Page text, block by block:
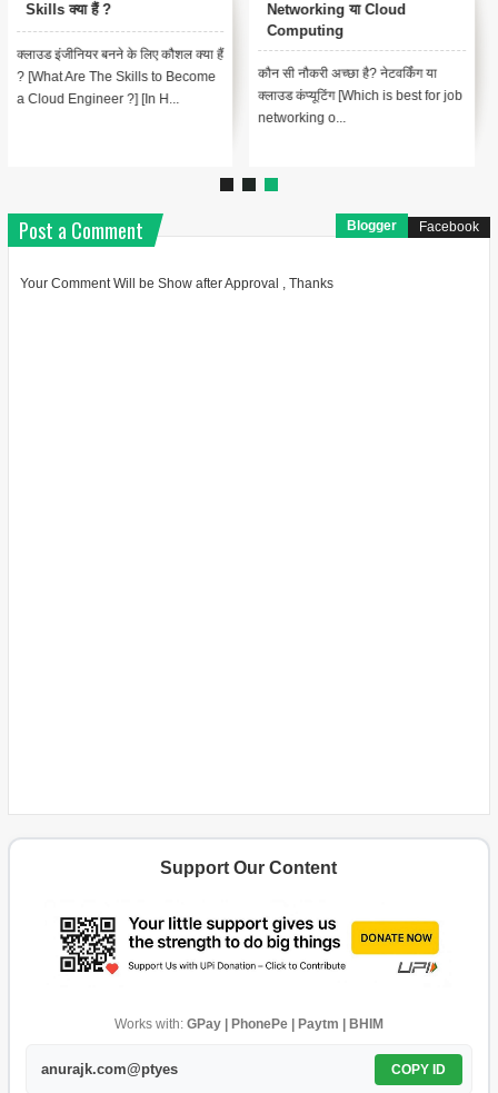
Skills क्या हैं ?
क्लाउड इंजीनियर बनने के लिए कौशल क्या हैं
? [What Are The Skills to Become
a Cloud Engineer ?] [In H...
Networking या Cloud
Computing
कौन सी नौकरी अच्छा है? नेटवर्किंग या
क्लाउड कंप्यूटिंग [Which is best for job
networking o...
Post a Comment Blogger Facebook
Your Comment Will be Show after Approval , Thanks
Support Our Content
Works with: GPay | PhonePe | Paytm | BHIM
anurajk.com@ptyes COPY ID